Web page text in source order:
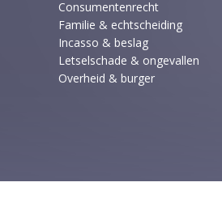
Consumentenrecht
Familie & echtscheiding
Incasso & beslag
Letselschade & ongevallen
Overheid & burger